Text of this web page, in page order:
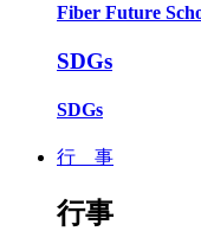
Fiber Future
SDGs
SDGs
行 事
行事